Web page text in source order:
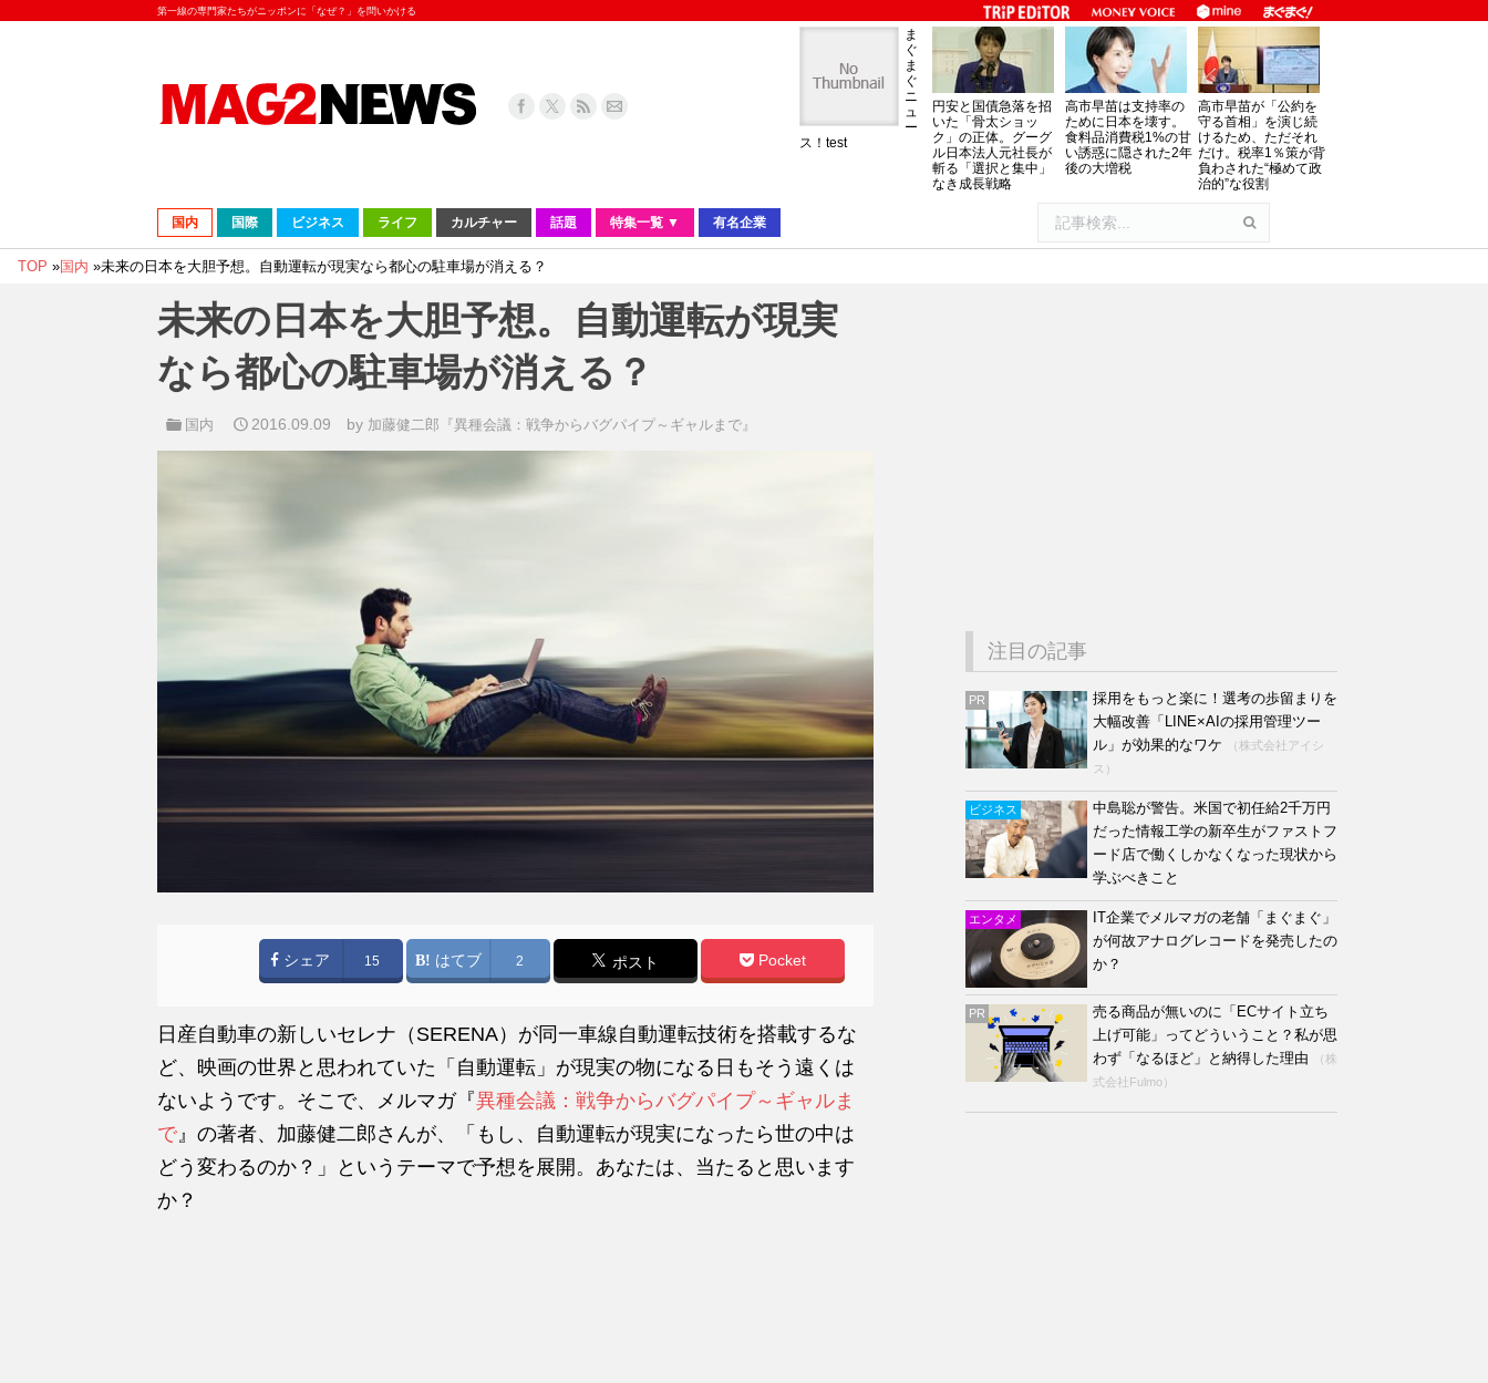
第一線の専門家たちがニッポンに「なぜ？」を問いかける
ま
ぐ
ま
ぐ
ニ
ュ
ー
ス！test
円安と国債急落を招
いた「骨太ショッ
ク」の正体。グーグ
ル日本法人元社長が
斬る「選択と集中」
なき成長戦略
高市早苗は支持率の
ために日本を壊す。
食料品消費税1%の甘
い誘惑に隠された2年
後の大増税
高市早苗が「公約を
守る首相」を演じ続
けるため、ただそれ
だけ。税率1％策が背
負わされた“極めて政
治的”な役割
国内 国際 ビジネス ライフ カルチャー 話題 特集一覧 ▼ 有名企業
TOP »国内 »未来の日本を大胆予想。自動運転が現実なら都心の駐車場が消える？
未来の日本を大胆予想。自動運転が現実
なら都心の駐車場が消える？
国内 2016.09.09 by 加藤健二郎『異種会議：戦争からバグパイプ～ギャルまで』
シェア 15 はてブ 2 ポスト Pocket
日産自動車の新しいセレナ（SERENA）が同一車線自動運転技術を搭載するな
ど、映画の世界と思われていた「自動運転」が現実の物になる日もそう遠くは
ないようです。そこで、メルマガ『異種会議：戦争からバグパイプ～ギャルま
で』の著者、加藤健二郎さんが、「もし、自動運転が現実になったら世の中は
どう変わるのか？」というテーマで予想を展開。あなたは、当たると思います
か？
注目の記事
PR
採用をもっと楽に！選考の歩留まりを
大幅改善「LINE×AIの採用管理ツー
ル」が効果的なワケ
（株式会社アイシ
ス）
ビジネス
中島聡が警告。米国で初任給2千万円
だった情報工学の新卒生がファストフ
ード店で働くしかなくなった現状から
学ぶべきこと
エンタメ
IT企業でメルマガの老舗「まぐまぐ」
が何故アナログレコードを発売したの
か？
PR
売る商品が無いのに「ECサイト立ち
上げ可能」ってどういうこと？私が思
わず「なるほど」と納得した理由
（株
式会社Fulmo）